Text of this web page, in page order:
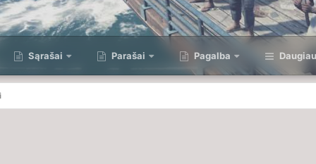
Sąrašai Parašai Pagalba Daugiau